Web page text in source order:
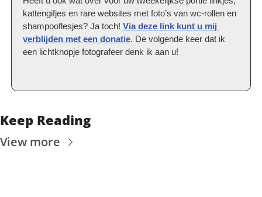
kattengifjes en rare websites met foto’s van wc-rollen en
shampooflesjes? Ja toch! Via deze link kunt u mij
verblijden met een donatie. De volgende keer dat ik
een lichtknopje fotografeer denk ik aan u!
Keep Reading
View more